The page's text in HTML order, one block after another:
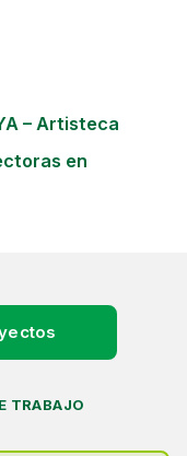
– Artisteca
en
TRABAJO